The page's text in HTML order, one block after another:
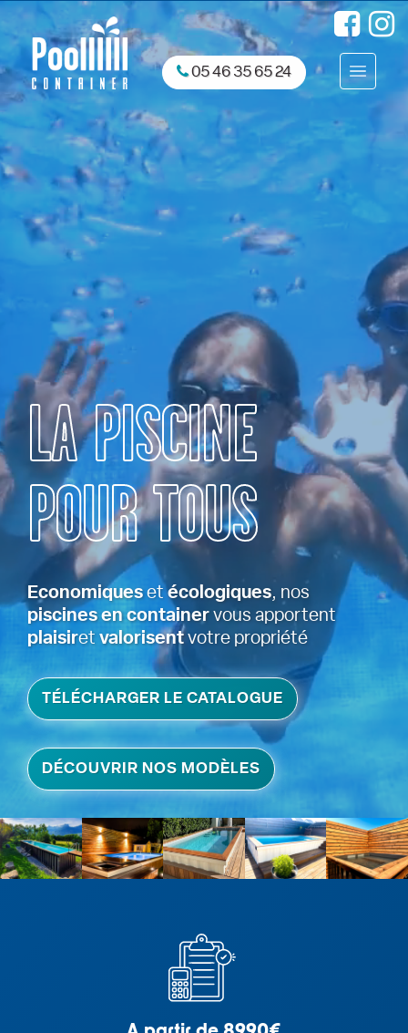
05 46 35 65 24
FAQ
CONTACT
NOTRE CATALOGUE
DEMANDEZ UN DEVIS
LA PISCINE
POUR TOUS
Economiquesetécologiques, nos
piscines en container vous apportent
plaisiret valorisent votre propriété
TÉLÉCHARGER LE CATALOGUE
DÉCOUVRIR NOS MODÈLES